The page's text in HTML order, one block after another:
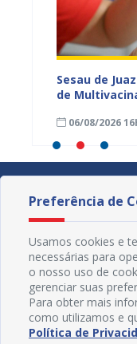
Sesau de
de
06/08/2026
Preferência de
Usamos cookies e
necessárias para
o nosso uso de
gerenciar suas
Para obter mais
como utilizamos e
Política de